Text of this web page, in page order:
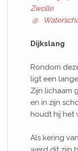
Zwolle
@
Dijkslang
Rondom
ligt een
Zijn lichaam
en in zijn
houdt hij het
Als kering